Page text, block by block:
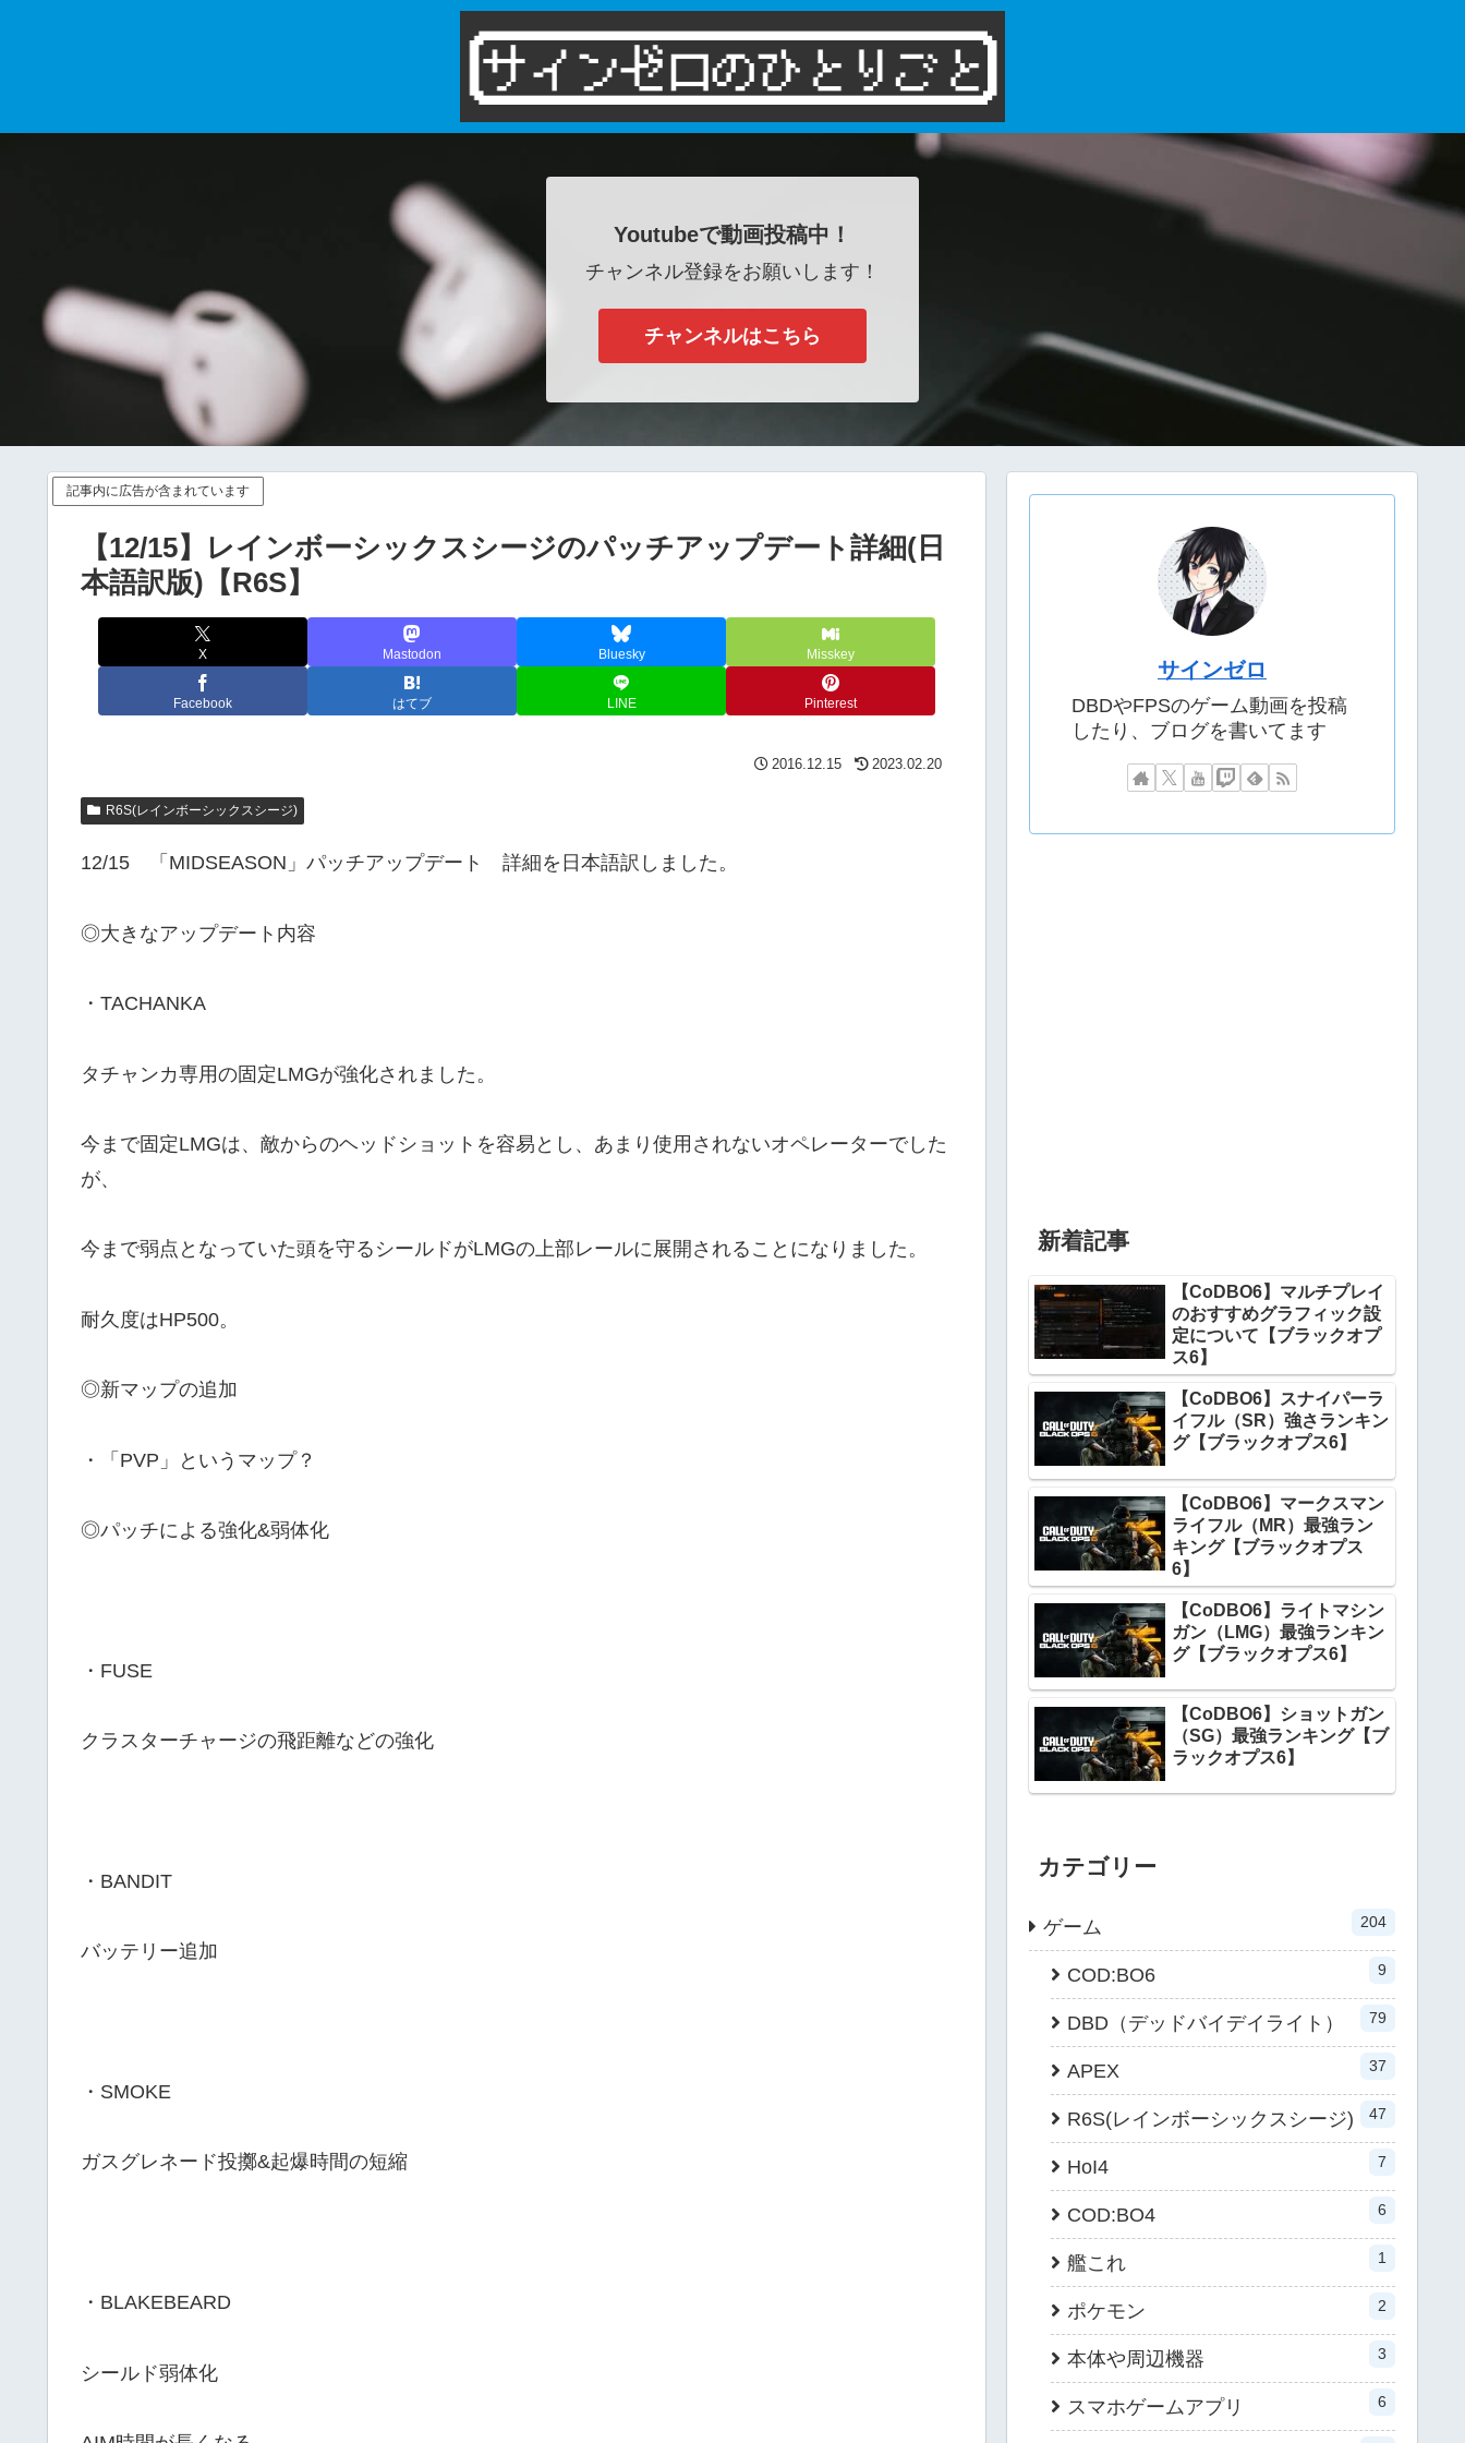
Youtubeで動画投稿中！
チャンネル登録をお願いします！
チャンネルはこちら
記事内に広告が含まれています
【12/15】レインボーシックスシージのパッチアップデート詳細(日
本語訳版)【R6S】
X Mastodon Bluesky Misskey
Facebook はてブ LINE Pinterest
2016.12.15 2023.02.20
R6S(レインボーシックスシージ)
12/15 「MIDSEASON」パッチアップデート 詳細を日本語訳しました。
◎大きなアップデート内容
・TACHANKA
タチャンカ専用の固定LMGが強化されました。
今まで固定LMGは、敵からのヘッドショットを容易とし、あまり使用されないオペレーターでした
が、
今まで弱点となっていた頭を守るシールドがLMGの上部レールに展開されることになりました。
耐久度はHP500。
◎新マップの追加
・「PVP」というマップ？
◎パッチによる強化&弱体化
・FUSE
クラスターチャージの飛距離などの強化
・BANDIT
バッテリー追加
・SMOKE
ガスグレネード投擲&起爆時間の短縮
・BLAKEBEARD
シールド弱体化
サインゼロ
DBDやFPSのゲーム動画を投稿
したり、ブログを書いてます
新着記事
【CoDBO6】マルチプレイ
のおすすめグラフィック設
定について【ブラックオプ
ス6】
【CoDBO6】スナイパーラ
イフル（SR）強さランキン
グ【ブラックオプス6】
【CoDBO6】マークスマン
ライフル（MR）最強ラン
キング【ブラックオプス
6】
【CoDBO6】ライトマシン
ガン（LMG）最強ランキン
グ【ブラックオプス6】
【CoDBO6】ショットガン
（SG）最強ランキング【ブ
ラックオプス6】
カテゴリー
ゲーム 204
COD:BO6 9
DBD（デッドバイデイライト） 79
APEX 37
R6S(レインボーシックスシージ) 47
HoI4 7
COD:BO4 6
艦これ 1
ポケモン 2
本体や周辺機器 3
スマホゲームアプリ 6